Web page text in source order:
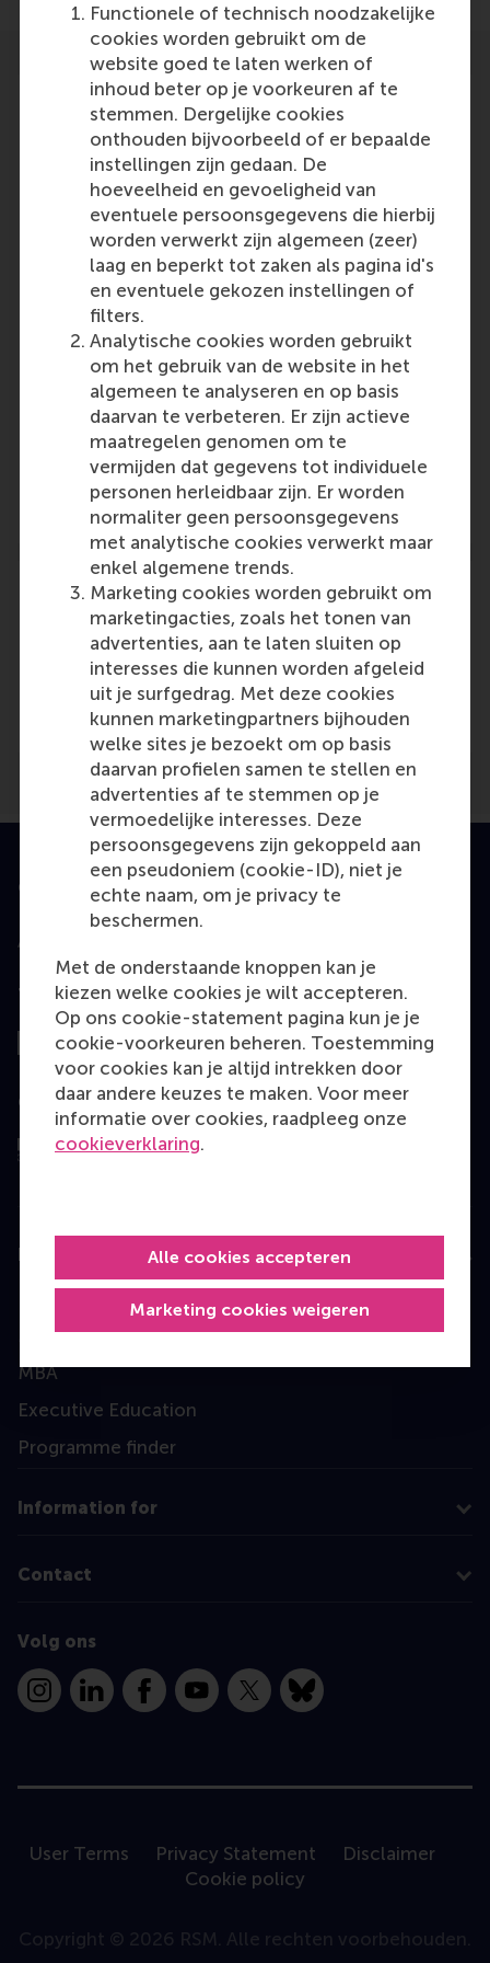
Functionele of technisch noodzakelijke
cookies worden gebruikt om de
website goed te laten werken of
inhoud beter op je voorkeuren af te
stemmen. Dergelijke cookies
onthouden bijvoorbeeld of er bepaalde
instellingen zijn gedaan. De
hoeveelheid en gevoeligheid van
eventuele persoonsgegevens die hierbij
worden verwerkt zijn algemeen (zeer)
laag en beperkt tot zaken als pagina id's
en eventuele gekozen instellingen of
filters.
Analytische cookies worden gebruikt
om het gebruik van de website in het
algemeen te analyseren en op basis
daarvan te verbeteren. Er zijn actieve
maatregelen genomen om te
vermijden dat gegevens tot individuele
personen herleidbaar zijn. Er worden
normaliter geen persoonsgegevens
met analytische cookies verwerkt maar
enkel algemene trends.
Marketing cookies worden gebruikt om
marketingacties, zoals het tonen van
advertenties, aan te laten sluiten op
interesses die kunnen worden afgeleid
uit je surfgedrag. Met deze cookies
kunnen marketingpartners bijhouden
welke sites je bezoekt om op basis
daarvan profielen samen te stellen en
advertenties af te stemmen op je
vermoedelijke interesses. Deze
persoonsgegevens zijn gekoppeld aan
een pseudoniem (cookie-ID), niet je
echte naam, om je privacy te
beschermen.
Met de onderstaande knoppen kan je
kiezen welke cookies je wilt accepteren.
Op ons cookie-statement pagina kun je je
cookie-voorkeuren beheren. Toestemming
voor cookies kan je altijd intrekken door
daar andere keuzes te maken. Voor meer
informatie over cookies, raadpleeg onze
cookieverklaring.
Marketing cookies weigeren
Alle cookies accepteren
Participants
Marius van Dijke
Role: Faculty
Reference type: Quoted
RSM
Role: General
Reference type: Referenced
Gijs
Role: Faculty
Reference type: Quoted
Ethical Leadership in Business
Role: Programme/Centre/Department
Reference type: Referenced
Media Outlets
Consultancy.uk (Online)
Geaccrediteerd door
Top gerangschikt
Geëvalueerd door
Education
Master
MBA
Executive Education
Programme finder
Information for
Contact
Volg ons
InstagramLinkedInFacebookYouTube
X Bluesky
User Terms Privacy Statement
Disclaimer
Cookie policy